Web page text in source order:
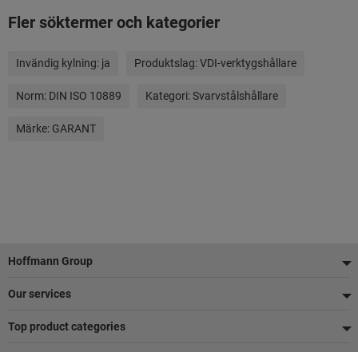
Fler söktermer och kategorier
Invändig kylning: ja Produktslag:VDI-verktygshållare
Norm: DIN ISO 10889 Kategori:Svarvstålshållare
Märke: GARANT
Sidfot
Hoffmann Group
Our services
Top product categories